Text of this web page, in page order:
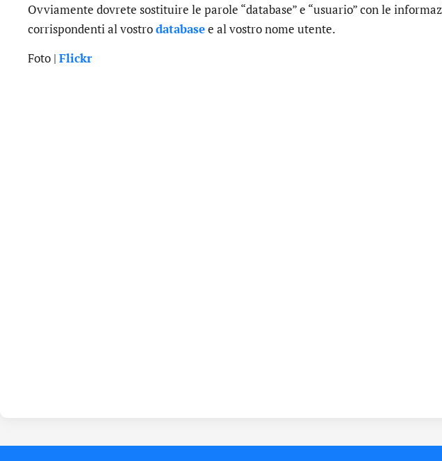
Ovviamente dovrete sostituire le parole “database” e “usuario” con le
corrispondenti al vostrodatabasee al vostro nome utente.
Foto | Flickr